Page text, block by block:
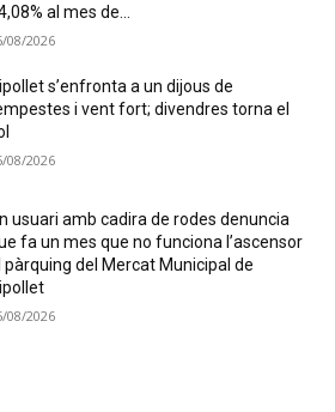
al mes de...
08/2026
s’enfronta a un dijous de
i vent fort; divendres torna el
08/2026
usuari amb cadira de rodes denuncia
fa un mes que no funciona l’ascensor
pàrquing del Mercat Municipal de
08/2026